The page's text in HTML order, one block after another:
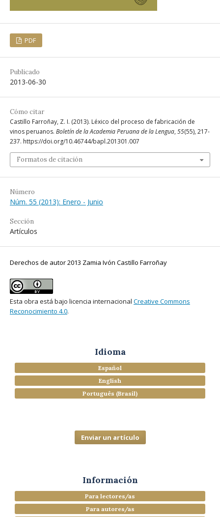
PDF
Publicado
2013-06-30
Cómo citar
Castillo Farroñay, Z. I. (2013). Léxico del proceso de fabricación de
vinos peruanos. Boletín de la Academia Peruana de la Lengua, 55(55), 217-
237. https://doi.org/10.46744/bapl.201301.007
Formatos de citación
Número
Núm. 55 (2013): Enero - Junio
Sección
Artículos
Derechos de autor 2013 Zamia Ivón Castillo Farroñay
Esta obra está bajo licencia internacional Creative Commons
Reconocimiento 4.0.
Idioma
Español
English
Português (Brasil)
Enviar un artículo
Información
Para lectores/as
Para autores/as